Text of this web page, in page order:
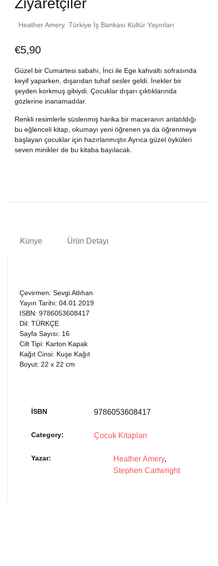
Fransızca
Kişisel Gelişim
Bize Ulaşın
TR
DE
Heather Amery Türkiye İş Bankası Kültür Yayınları
€5,90
Güzel bir Cumartesi sabahı, İnci ile Ege kahvaltı sofrasında
keyif yaparken, dışarıdan tuhaf sesler geldi. İnekler bir
şeyden korkmuş gibiydi. Çocuklar dışarı çıktıklarında
gözlerine inanamadılar.
Renkli resimlerle süslenmiş harika bir maceranın anlatıldığı
bu eğlenceli kitap, okumayı yeni öğrenen ya da öğrenmeye
başlayan çocuklar için hazırlanmıştır.Ayrıca güzel öyküleri
seven minikler de bu kitaba bayılacak.
Künye Ürün Detayı
Çevirmen: Sevgi Atlıhan
Yayın Tarihi: 04.01.2019
ISBN: 9786053608417
Dil: TÜRKÇE
Sayfa Sayısı: 16
Cilt Tipi: Karton Kapak
Kağıt Cinsi: Kuşe Kağıt
Boyut: 22 x 22 cm
İSBN 9786053608417
Category: Çocuk Kitapları
Yazar Heather Amery,
Stephen Cartwright